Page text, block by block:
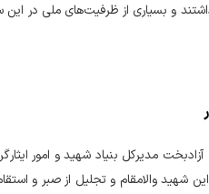
و بسیاری از ظرفیت‌های ملی در
مدیرکل بنیاد شهید و امور
والامقام و تجلیل از صبر و